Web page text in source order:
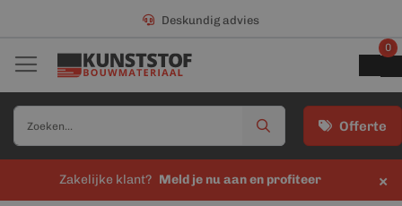
Deskundig advies
Offerte
0
Zakelijke klant? Meld je nu aan en profiteer ×